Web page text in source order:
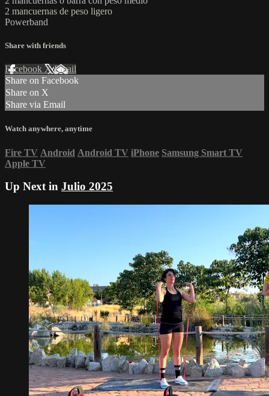
2 mancuernas de peso ligero
Powerband
Share with friends
Facebook XEmail
Share on Facebook
Share on X
Share via Email
Watch anywhere, anytime
Fire TV Android Android TV iPhone Samsung Smart TV
Apple TV
Up Next in Julio 2025